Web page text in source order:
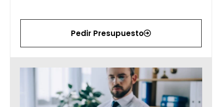
Pedir Presupuesto